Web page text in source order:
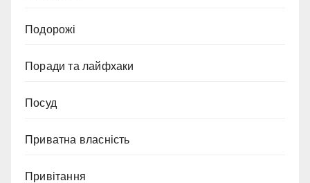
Подорожі
Поради та лайфхаки
Посуд
Приватна власність
Привітання